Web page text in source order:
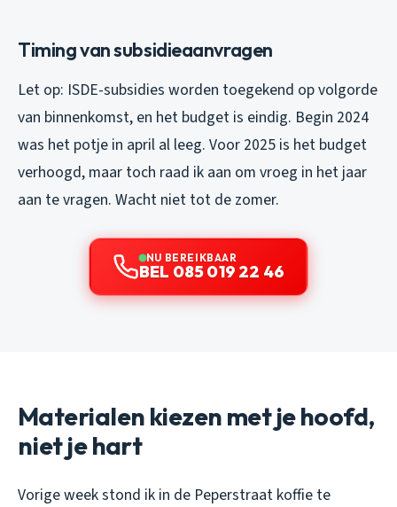
Timing van subsidieaanvragen
Let op: ISDE-subsidies worden toegekend op volgorde
van binnenkomst, en het budget is eindig. Begin 2024
was het potje in april al leeg. Voor 2025 is het budget
verhoogd, maar toch raad ik aan om vroeg in het jaar
aan te vragen. Wacht niet tot de zomer.
NU BEREIKBAAR
BEL 085 019 22 46
Materialen kiezen met je hoofd,
niet je hart
Vorige week stond ik in de Peperstraat koffie te